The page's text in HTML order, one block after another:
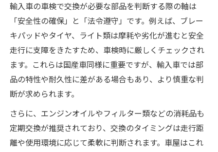
輸入車の車検で交換が必要な部品を判断する際の軸は
「安全性の確保」と「法令遵守」です。例えば、ブレー
キパッドやタイヤ、ライト類は摩耗や劣化が進むと安全
走行に支障をきたすため、車検時に厳しくチェックされ
ます。これらは国産車同様に重要ですが、輸入車では部
品の特性や耐久性に差がある場合もあり、より慎重な判
断が求められます。
さらに、エンジンオイルやフィルター類などの消耗品も
定期交換が推奨されており、交換のタイミングは走行距
離や使用環境に応じて柔軟に判断されます。車屋はこれ